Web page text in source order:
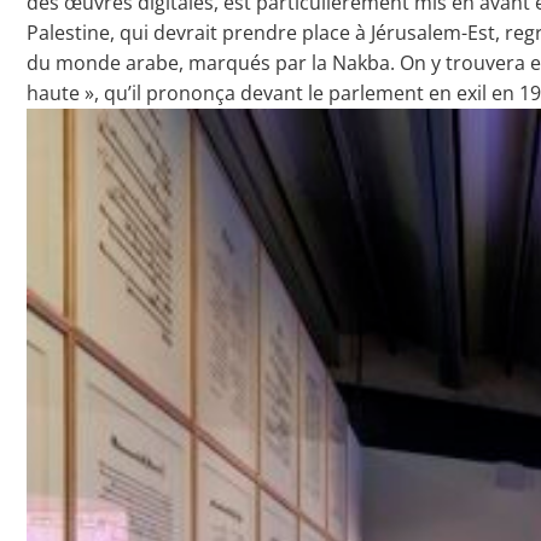
Palestine, qui devrait prendre place à Jérusalem-Est,
du monde arabe, marqués par la Nakba. On y
haute », qu’il prononça devant le parlement en exil en